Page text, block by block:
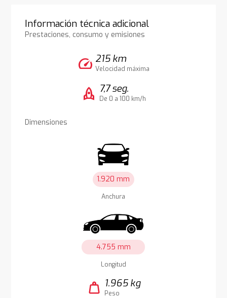
Información técnica adicional
Prestaciones, consumo y emisiones
speed 215 km
Velocidad máxima
rocket 7,7 seg.
De 0 a 100 km/h
Dimensiones
1.920 mm
Anchura
4.755 mm
Longitud
weight 1.965 kg
Peso